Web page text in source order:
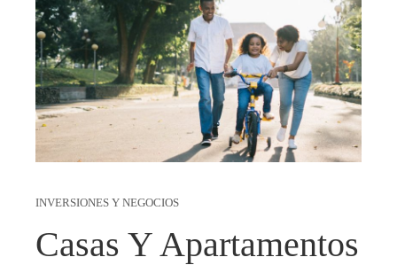
INVERSIONES Y NEGOCIOS
Casas Y Apartamentos